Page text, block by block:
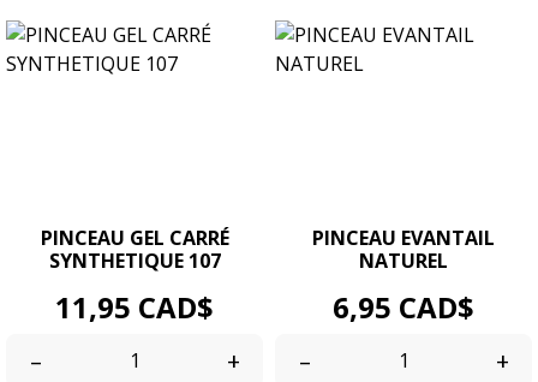
PINCEAU GEL CARRÉ
SYNTHETIQUE 107
Prix
11,95 CAD$
– +
PINCEAU EVANTAIL
NATUREL
Prix
6,95 CAD$
– +